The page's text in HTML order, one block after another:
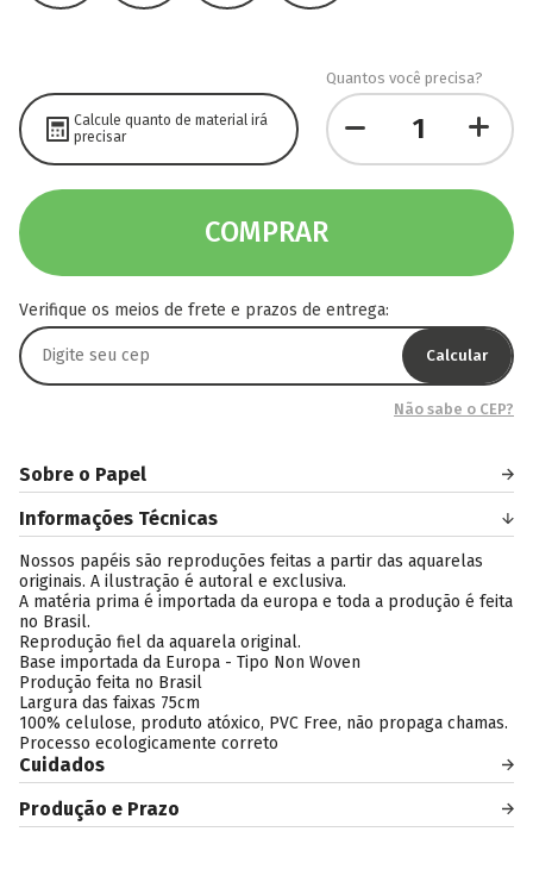
Calcule quanto de material irá
precisar
Quantos você precisa?
COMPRAR
Verifique os meios de frete e prazos de entrega:
Calcular
Não sabe o CEP?
Sobre o Papel
Informações Técnicas
Nossos papéis são reproduções feitas a partir das aquarelas
originais. A ilustração é autoral e exclusiva.
A matéria prima é importada da europa e toda a produção é feita
no Brasil.
Reprodução fiel da aquarela original.
Base importada da Europa - Tipo Non Woven
Produção feita no Brasil
Largura das faixas 75cm
100% celulose, produto atóxico, PVC Free, não propaga chamas.
Processo ecologicamente correto
Cuidados
Produção e Prazo